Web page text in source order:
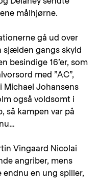
målhjørne.
gå ud over
sjælden gangs skyld
besindige 16’er, som
med ”AC”,
Michael Johansens
også voldsomt i
så kampen var på
Vingaard Nicolai
angriber, mens
en ung spiller,